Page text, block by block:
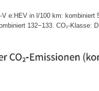
V e:HEV in l/100 km: kombiniert
132−133. CO₂-Klasse: D.